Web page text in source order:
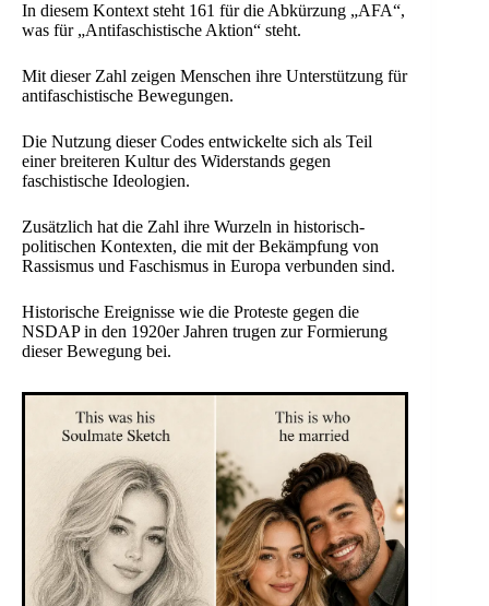
In diesem Kontext steht 161 für die Abkürzung „AFA“,
was für „Antifaschistische Aktion“ steht.
Mit dieser Zahl zeigen Menschen ihre Unterstützung für
antifaschistische Bewegungen.
Die Nutzung dieser Codes entwickelte sich als Teil
einer breiteren Kultur des Widerstands gegen
faschistische Ideologien.
Zusätzlich hat die Zahl ihre Wurzeln in historisch-
politischen Kontexten, die mit der Bekämpfung von
Rassismus und Faschismus in Europa verbunden sind.
Historische Ereignisse wie die Proteste gegen die
NSDAP in den 1920er Jahren trugen zur Formierung
dieser Bewegung bei.